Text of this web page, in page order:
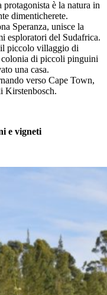
è la natura in
dimenticherete.
Speranza, unisce la
esploratori del Sudafrica.
il piccolo villaggio di
colonia di piccoli pinguini
una casa.
verso Cape Town,
Kirstenbosch.
e vigneti